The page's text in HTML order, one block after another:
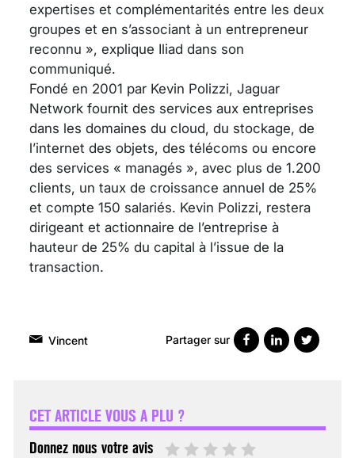
expertises et complémentarités entre les deux
groupes et en s’associant à un entrepreneur
reconnu », explique Iliad dans son
communiqué.
Fondé en 2001 par Kevin Polizzi, Jaguar
Network fournit des services aux entreprises
dans les domaines du cloud, du stockage, de
l’internet des objets, des télécoms ou encore
des services « managés », avec plus de 1.200
clients, un taux de croissance annuel de 25%
et compte 150 salariés. Kevin Polizzi, restera
dirigeant et actionnaire de l’entreprise à
hauteur de 25% du capital à l’issue de la
transaction.
Vincent Partager sur
CET ARTICLE VOUS A PLU ?
Donnez nous votre avis